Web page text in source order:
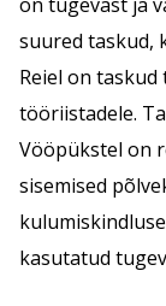
suured taskud,
Reiel on
tööriistadele.
Vööpükstel on
sisemised
kasutatud